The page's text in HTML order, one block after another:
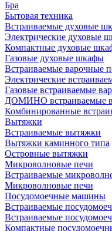
Бра
Бытовая техника
Встраиваемые духовые
Электрические духовые
Компактные духовые
Газовые духовые шкафы
Встраиваемые варочные
Электрические
Газовые встраиваемые
ДОМИНО встраиваемые
Комбинированные
Вытяжки
Встраиваемые вытяжки
Вытяжки каминного типа
Островные вытяжки
Микроволновые печи
Встраиваемые
Микроволновые печи
Посудомоечные машины
Встраиваемые
Встраиваемые
Компактные